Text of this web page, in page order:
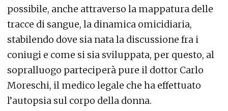
possibile, anche attraverso la mappatura delle
tracce di sangue, la dinamica omicidiaria,
stabilendo dove sia nata la discussione fra i
coniugi e come si sia sviluppata, per questo, al
sopralluogo parteciperà pure il dottor Carlo
Moreschi, il medico legale che ha effettuato
l’autopsia sul corpo della donna.